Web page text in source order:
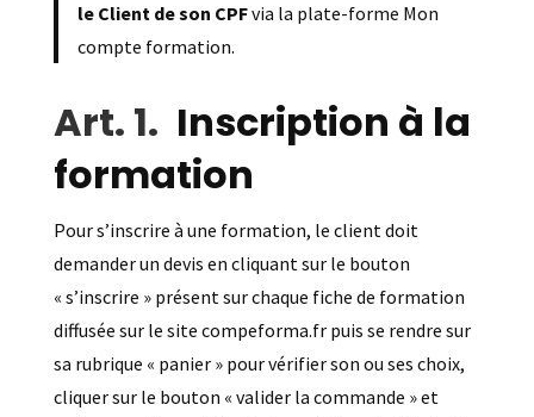
le Client de son CPFvia la plate-forme Mon
compte formation.
Inscription à la
formation
Pour s’inscrire à une formation, le client doit
demander un devis en cliquant sur le bouton
« s’inscrire » présent sur chaque fiche de formation
diffusée sur le site compeforma.fr puis se rendre sur
sa rubrique « panier » pour vérifier son ou ses choix,
cliquer sur le bouton « valider la commande » et